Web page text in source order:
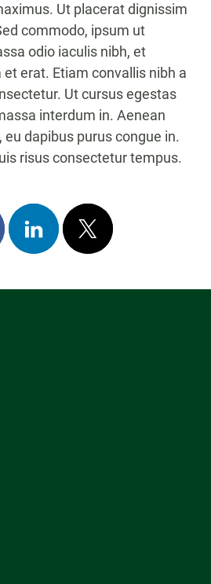
Ut placerat dignissim
commodo, ipsum ut
odio iaculis nibh, et
erat. Etiam convallis nibh a
Ut cursus egestas
interdum in. Aenean
dapibus purus congue in.
risus consectetur tempus.
Share Share
on
Post
on